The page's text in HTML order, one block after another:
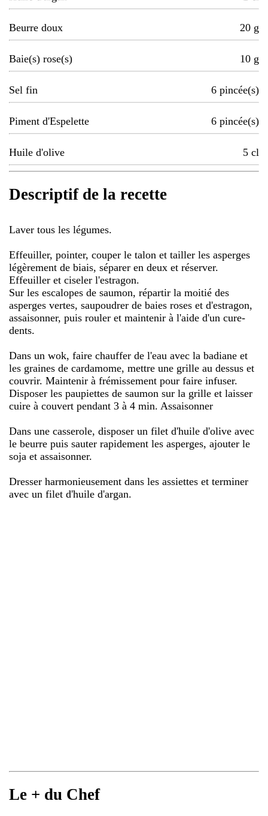
Beurre doux 20 g
Baie(s) rose(s) 10 g
Sel fin 6 pincée(s)
Piment d'Espelette 6 pincée(s)
Huile d'olive 5 cl
Descriptif de la recette
Laver tous les légumes.
Effeuiller, pointer, couper le talon et tailler les asperges
légèrement de biais, séparer en deux et réserver.
Effeuiller et ciseler l'estragon.
Sur les escalopes de saumon, répartir la moitié des
asperges vertes, saupoudrer de baies roses et d'estragon,
assaisonner, puis rouler et maintenir à l'aide d'un cure-
dents.
Dans un wok, faire chauffer de l'eau avec la badiane et
les graines de cardamome, mettre une grille au dessus et
couvrir. Maintenir à frémissement pour faire infuser.
Disposer les paupiettes de saumon sur la grille et laisser
cuire à couvert pendant 3 à 4 min. Assaisonner
Dans une casserole, disposer un filet d'huile d'olive avec
le beurre puis sauter rapidement les asperges, ajouter le
soja et assaisonner.
Dresser harmonieusement dans les assiettes et terminer
avec un filet d'huile d'argan.
Le + du Chef